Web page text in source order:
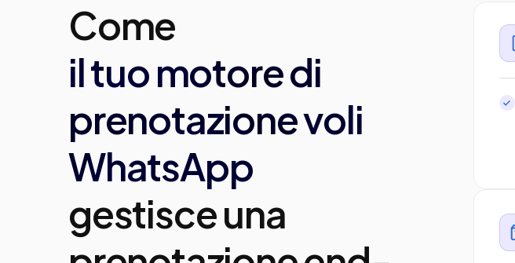
Come
il tuo motore di
prenotazione voli
WhatsApp
gestisce una